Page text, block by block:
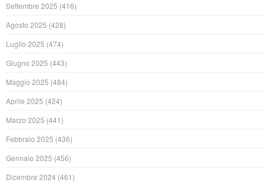
Settembre 2025 (416)
Agosto 2025 (428)
Luglio 2025 (474)
Giugno 2025 (443)
Maggio 2025 (484)
Aprile 2025 (424)
Marzo 2025 (441)
Febbraio 2025 (436)
Gennaio 2025 (456)
Dicembre 2024 (461)